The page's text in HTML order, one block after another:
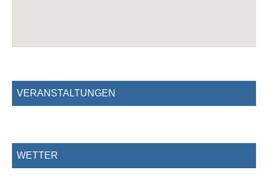
VERANSTALTUNGEN
WETTER